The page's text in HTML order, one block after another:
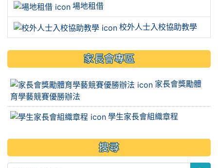
場地租借
校外人士入校協助教學
家長會專區
家長會獎勵體
育學藝競賽優勝辦法
學生家長會組織章程
搜尋